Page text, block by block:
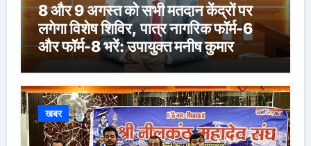
8 और 9 अगस्त को सभी मतदान केंद्रों पर
लगेगा विशेष शिविर, पात्र नागरिक फॉर्म-6
और फॉर्म-8 भरें: उपायुक्त मनीष कुमार
खबर